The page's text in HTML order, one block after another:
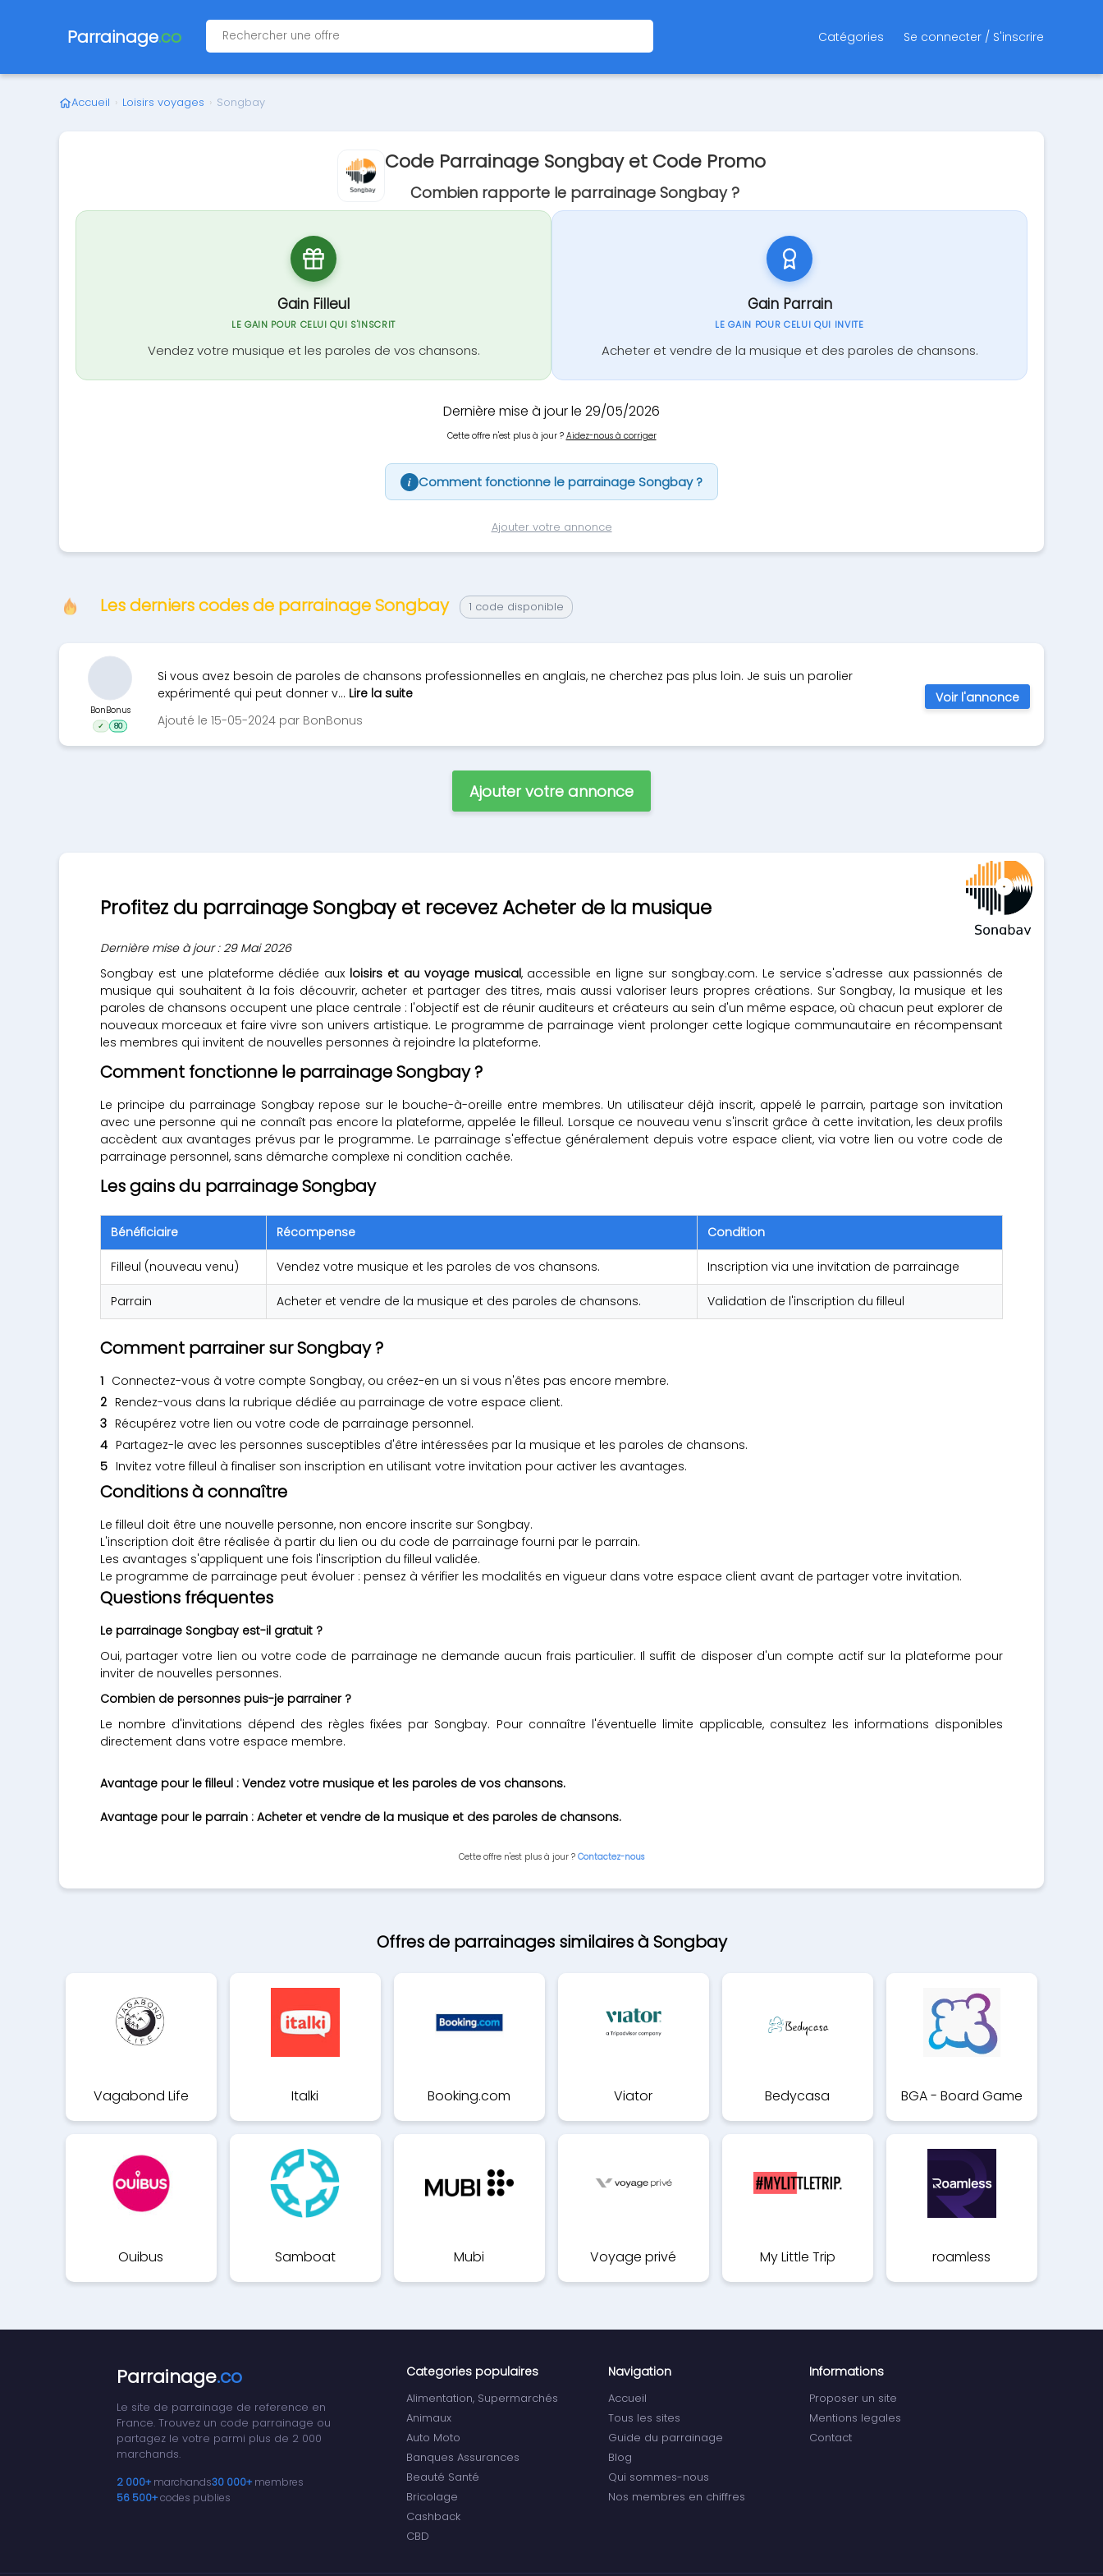
Parrainage.co Catégories Se connecter / S'inscrire
Accueil › Loisirs voyages › Songbay
Code Parrainage Songbay et Code Promo
Combien rapporte le parrainage Songbay ?
Gain Filleul
LE GAIN POUR CELUI QUI S'INSCRIT
Vendez votre musique et les paroles de vos chansons.
Gain Parrain
LE GAIN POUR CELUI QUI INVITE
Acheter et vendre de la musique et des paroles de chansons.
Dernière mise à jour le 29/05/2026
Cette offre n'est plus à jour ? Aidez-nous à corriger
i Comment fonctionne le parrainage Songbay ?
Ajouter votre annonce
Les derniers codes de parrainage Songbay 1 code disponible
Si vous avez besoin de paroles de chansons professionnelles en anglais, ne cherchez pas plus loin. Je suis un parolier
expérimenté qui peut donner v... Lire la suite
Ajouté le 15-05-2024 par BonBonus
BonBonus
✓ 80
Voir l'annonce
Ajouter votre annonce
Profitez du parrainage Songbay et recevez Acheter de la musique
Dernière mise à jour : 29 Mai 2026
Songbay est une plateforme dédiée aux loisirs et au voyage musical, accessible en ligne sur songbay.com. Le service s'adresse aux passionnés de
musique qui souhaitent à la fois découvrir, acheter et partager des titres, mais aussi valoriser leurs propres créations. Sur Songbay, la musique et les
paroles de chansons occupent une place centrale : l'objectif est de réunir auditeurs et créateurs au sein d'un même espace, où chacun peut explorer de
nouveaux morceaux et faire vivre son univers artistique. Le programme de parrainage vient prolonger cette logique communautaire en récompensant
les membres qui invitent de nouvelles personnes à rejoindre la plateforme.
Comment fonctionne le parrainage Songbay ?
Le principe du parrainage Songbay repose sur le bouche-à-oreille entre membres. Un utilisateur déjà inscrit, appelé le parrain, partage son invitation
avec une personne qui ne connaît pas encore la plateforme, appelée le filleul. Lorsque ce nouveau venu s'inscrit grâce à cette invitation, les deux profils
accèdent aux avantages prévus par le programme. Le parrainage s'effectue généralement depuis votre espace client, via votre lien ou votre code de
parrainage personnel, sans démarche complexe ni condition cachée.
Les gains du parrainage Songbay
Bénéficiaire Récompense Condition
Filleul (nouveau venu) Vendez votre musique et les paroles de vos chansons. Inscription via une invitation de parrainage
Parrain Acheter et vendre de la musique et des paroles de chansons. Validation de l'inscription du filleul
Comment parrainer sur Songbay ?
Connectez-vous à votre compte Songbay, ou créez-en un si vous n'êtes pas encore membre.
Rendez-vous dans la rubrique dédiée au parrainage de votre espace client.
Récupérez votre lien ou votre code de parrainage personnel.
Partagez-le avec les personnes susceptibles d'être intéressées par la musique et les paroles de chansons.
Invitez votre filleul à finaliser son inscription en utilisant votre invitation pour activer les avantages.
Conditions à connaître
Le filleul doit être une nouvelle personne, non encore inscrite sur Songbay.
L'inscription doit être réalisée à partir du lien ou du code de parrainage fourni par le parrain.
Les avantages s'appliquent une fois l'inscription du filleul validée.
Le programme de parrainage peut évoluer : pensez à vérifier les modalités en vigueur dans votre espace client avant de partager votre invitation.
Questions fréquentes
Le parrainage Songbay est-il gratuit ?
Oui, partager votre lien ou votre code de parrainage ne demande aucun frais particulier. Il suffit de disposer d'un compte actif sur la plateforme pour
inviter de nouvelles personnes.
Combien de personnes puis-je parrainer ?
Le nombre d'invitations dépend des règles fixées par Songbay. Pour connaître l'éventuelle limite applicable, consultez les informations disponibles
directement dans votre espace membre.
Avantage pour le filleul : Vendez votre musique et les paroles de vos chansons.
Avantage pour le parrain : Acheter et vendre de la musique et des paroles de chansons.
Cette offre n'est plus à jour ? Contactez-nous
Offres de parrainages similaires à Songbay
Vagabond Life Italki Booking.com Viator Bedycasa BGA - Board Game
Arena
Ouibus Samboat Mubi Voyage privé My Little Trip roamless
Parrainage.co
Le site de parrainage de reference en
France. Trouvez un code parrainage ou
partagez le votre parmi plus de 2 000
marchands.
2 000+ marchands30 000+ membres
56 500+codes publies
Categories populaires
Alimentation, Supermarchés
Animaux
Auto Moto
Banques Assurances
Beauté Santé
Bricolage
Cashback
CBD
Navigation
Accueil
Tous les sites
Guide du parrainage
Blog
Qui sommes-nous
Nos membres en chiffres
Informations
Proposer un site
Mentions legales
Contact